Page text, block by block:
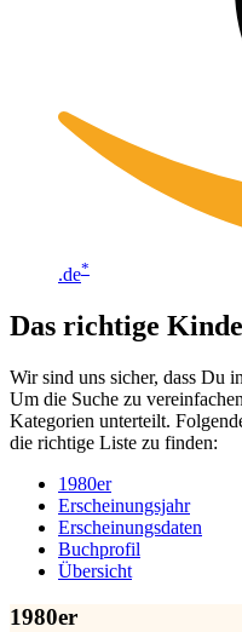
.de*
Das richtige
Wir sind uns sicher, dass Du
Um die Suche zu
Kategorien unterteilt.
die richtige Liste zu finden:
1980er
Erscheinungsjahr
Erscheinungsdaten
Buchprofil
Übersicht
1980er